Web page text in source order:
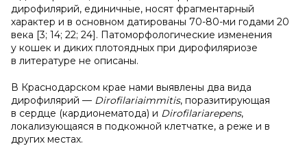
дирофилярий, единичные, носят фрагментарный
характер и в основном датированы 70-80-ми годами 20
века [3; 14; 22; 24]. Патоморфологические изменения
у кошек и диких плотоядных при дирофиляриозе
в литературе не описаны.
В Краснодарском крае нами выявлены два вида
дирофилярий — Dirofilariaimmitis, поразитирующая
в сердце (кардионематода) и Dirofilariarepens,
локализующаяся в подкожной клетчатке, а реже и в
других местах.